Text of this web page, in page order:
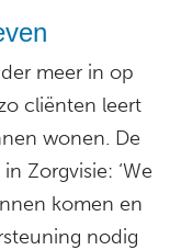
meer in op
cliënten leert
wonen. De
Zorgvisie: ‘We
komen en
nodig